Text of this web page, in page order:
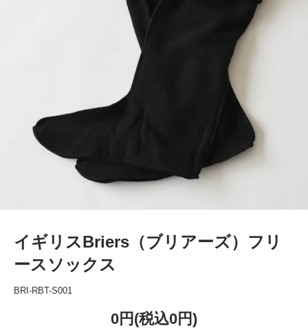
イギリスBriers（ブリアーズ）フリ
ースソックス
BRI-RBT-S001
0円(税込0円)